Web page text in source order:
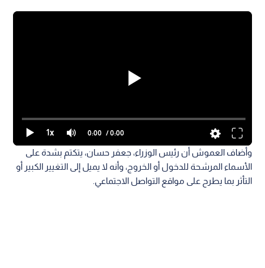
1x 0:00 / 0:00
وأضاف العموش أن رئيس الوزراء، جعفر حسان، يتكتم بشدة على
الأسماء المرشحة للدخول أو الخروج، وأنه لا يميل إلى التغيير الكبير أو
التأثر بما يطرح على مواقع التواصل الاجتماعي.